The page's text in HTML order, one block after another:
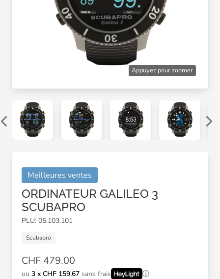
Appuyez pour zoomer
Meilleures ventes
ORDINATEUR GALILEO 3
SCUBAPRO
PLU: 05.103.101
Scubapro
CHF 479.00
ou 3 x CHF 159.67 sans frais